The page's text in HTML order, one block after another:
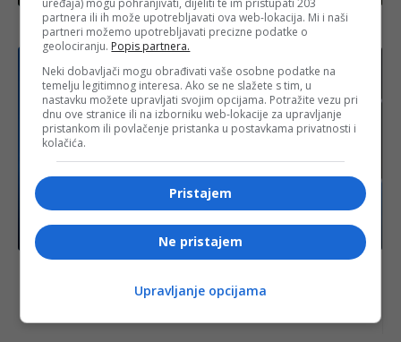
Erdoğan: “Radimo na približavanju Amerike i Irana”
Izdvojeno
Trumpovog dolaska: Novi ugovori i velika ulaganja
uređaja) mogu pohranjivati, dijeliti te im pristupati 203
partnera ili ih može upotrebljavati ova web-lokacija. Mi i naši
partneri možemo upotrebljavati precizne podatke o
geolociranju. Popis partnera.
Neki dobavljači mogu obrađivati vaše osobne podatke na
temelju legitimnog interesa. Ako se ne slažete s tim, u
nastavku možete upravljati svojim opcijama. Potražite vezu pri
dnu ove stranice ili na izborniku web-lokacije za upravljanje
pristankom ili povlačenje pristanka u postavkama privatnosti i
kolačića.
Pristajem
Ne pristajem
Upravljanje opcijama